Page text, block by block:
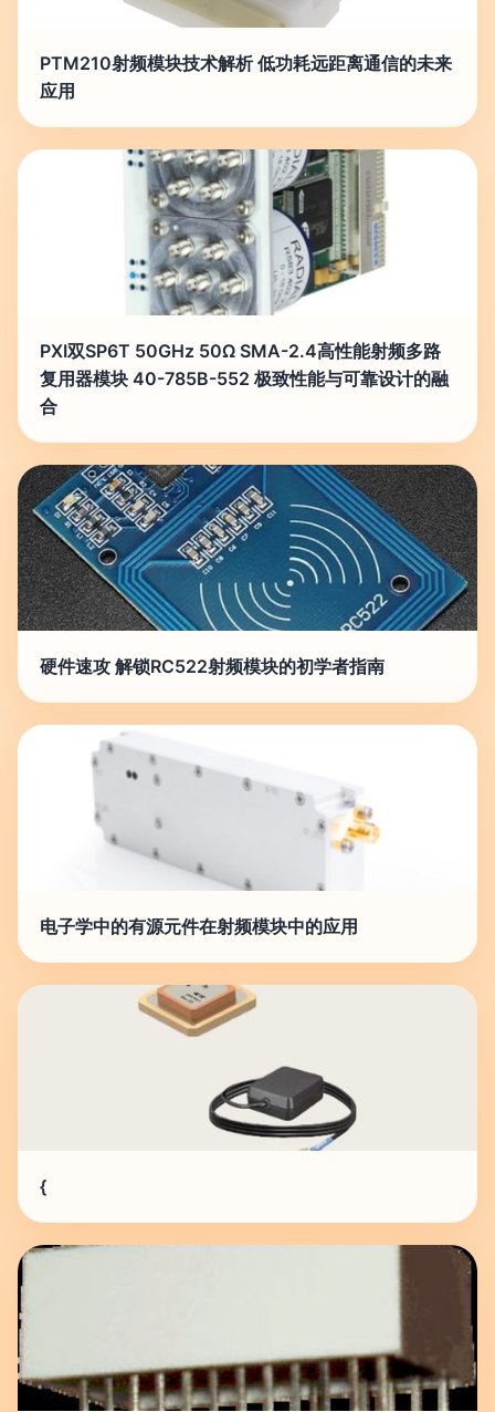
PTM210射频模块技术解析 低功耗远距离通信的未来
应用
PXI双SP6T 50GHz 50Ω SMA-2.4高性能射频多路
复用器模块 40-785B-552 极致性能与可靠设计的融
合
硬件速攻 解锁RC522射频模块的初学者指南
电子学中的有源元件在射频模块中的应用
{